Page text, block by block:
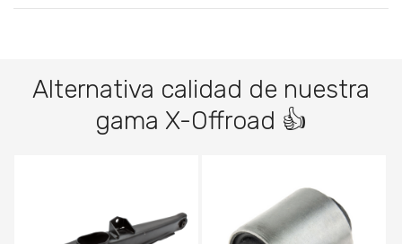
Alternativa calidad de nuestra
gama X-Offroad 👍